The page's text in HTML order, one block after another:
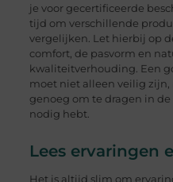
je voor gecertificeerde
tijd om verschillende
vergelijken. Let hierbij op
comfort, de pasvorm en
kwaliteitverhouding. Een
moet niet alleen veilig zijn,
genoeg om te dragen in
nodig hebt.
Lees ervaringen
Het is altijd slim om